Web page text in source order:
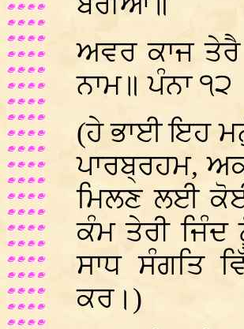
ਅਵਰ ਕਾਜ ਤੇਰੈ
ਨਾਮ॥ ਪੰਨਾ ੧੨
(ਹੇ ਭਾਈ ਇਹ
ਪਾਰਬ੍ਰਹਮ,
ਮਿਲਣ ਲਈ
ਕੰਮ ਤੇਰੀ
ਸਾਧ ਸੰਗਤਿ
ਕਰ।)